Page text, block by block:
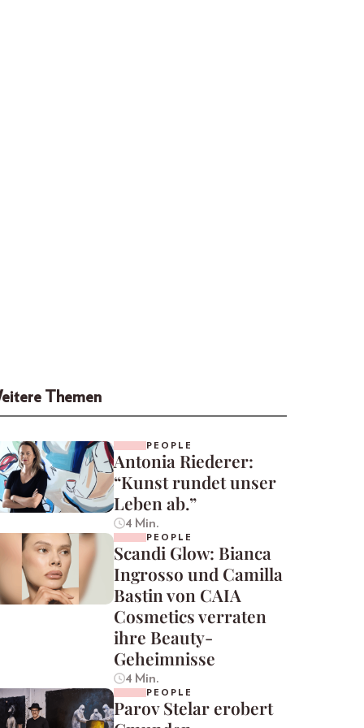
Themen
PEOPLE
Antonia Riederer:
“Kunst rundet unser
Leben ab.”
4 Min.
PEOPLE
Scandi Glow: Bianca
Ingrosso und Camilla
Bastin von CAIA
Cosmetics verraten
ihre Beauty-
Geheimnisse
4 Min.
PEOPLE
Parov Stelar erobert